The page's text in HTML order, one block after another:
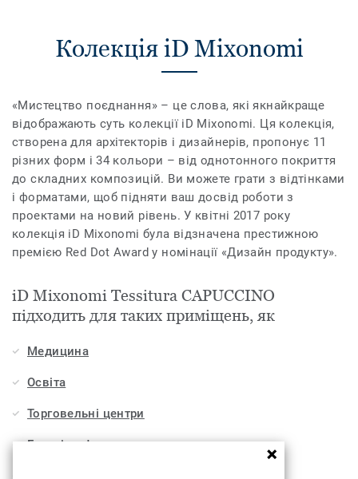
Колекція iD Mixonomi
«Мистецтво поєднання» – це слова, які якнайкраще
відображають суть колекції iD Mixonomi. Ця колекція,
створена для архітекторів і дизайнерів, пропонує 11
різних форм і 34 кольори – від однотонного покриття
до складних композицій. Ви можете грати з відтінками
і форматами, щоб підняти ваш досвід роботи з
проектами на новий рівень. У квітні 2017 року
колекція iD Mixonomi була відзначена престижною
премією Red Dot Award у номінації «Дизайн продукту».
iD Mixonomi Tessitura CAPUCCINO
підходить для таких приміщень, як
Медицина
Освіта
Торговельні центри
Готелі, кафе та ресторани